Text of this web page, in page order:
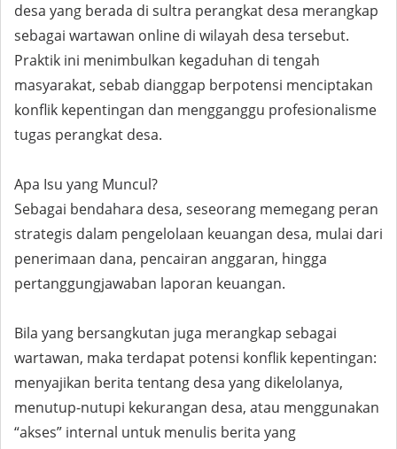
desa yang berada di sultra perangkat desa merangkap
sebagai wartawan online di wilayah desa tersebut.
Praktik ini menimbulkan kegaduhan di tengah
masyarakat, sebab dianggap berpotensi menciptakan
konflik kepentingan dan mengganggu profesionalisme
tugas perangkat desa.
Apa Isu yang Muncul?
Sebagai bendahara desa, seseorang memegang peran
strategis dalam pengelolaan keuangan desa, mulai dari
penerimaan dana, pencairan anggaran, hingga
pertanggungjawaban laporan keuangan.
Bila yang bersangkutan juga merangkap sebagai
wartawan, maka terdapat potensi konflik kepentingan:
menyajikan berita tentang desa yang dikelolanya,
menutup-nutupi kekurangan desa, atau menggunakan
“akses” internal untuk menulis berita yang